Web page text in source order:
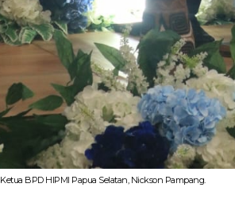
Ketua BPD HIPMI Papua Selatan, Nickson Pampang.